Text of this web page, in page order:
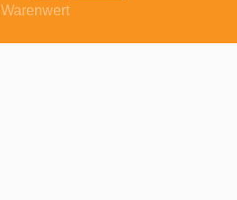
Warenwert